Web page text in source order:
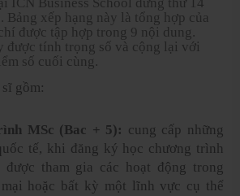
ICN Business School đứng thứ 14
Bảng xếp hạng này là tổng hợp của
được tập hợp trong 9 nội dung.
được tính trọng số và cộng lại với
số cuối cùng.
gồm:
MSc (Bac + 5): cung cấp những
tế, khi đăng ký học chương trình
được tham gia các hoạt động trong
hoặc bất kỳ một lĩnh vực cụ thể